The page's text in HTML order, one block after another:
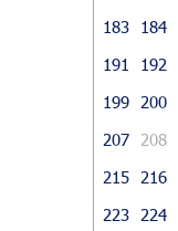
183
184
191
192
199
200
207
208
215
216
223
224